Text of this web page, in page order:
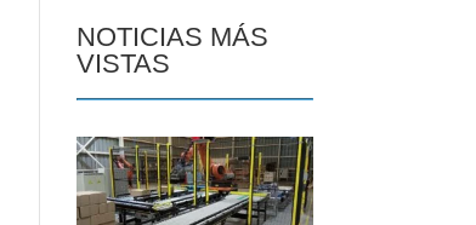
NOTICIAS MÁS
VISTAS